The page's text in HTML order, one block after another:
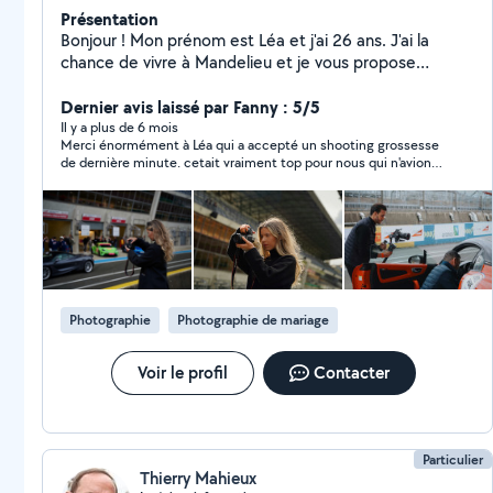
Présentation
Bonjour ! Mon prénom est Léa et j'ai 26 ans. J'ai la
chance de vivre à Mandelieu et je vous propose
baby-sitting ~ aide au ménage & service de
conciergerie Du côté pro, mon conjoint et moi avons
une agence de communication, nous proposons des
prestations photos & vidéos (shooting pour
événement pro ou perso, mariage, évent entreprise /
montage vidéo format court ou long etc..), gestion des
réseaux sociaux (community management) et plus !
N'hésitez pas à nous contacter pour toutes vos
demandes en communication et marketing ! Au plaisir
de vous rencontrer et de vous aider ! Cordialement,
Léa
Dernier avis laissé par Fanny : 5/5
Il y a plus de 6 mois
Merci énormément à Léa qui a accepté un shooting grossesse
de dernière minute. cetait vraiment top pour nous qui n'avions
encore à elle pour les photos
Photographie Photographie de mariage
Voir le profil Contacter
Particulier
Thierry Mahieux